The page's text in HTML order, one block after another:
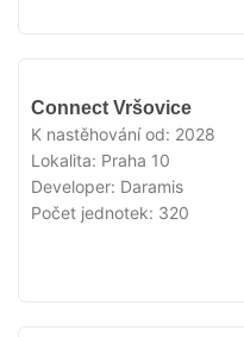
Connect Vršovice
K nastěhování od: 2028
Lokalita: Praha 10
Developer: Daramis
Počet jednotek: 320